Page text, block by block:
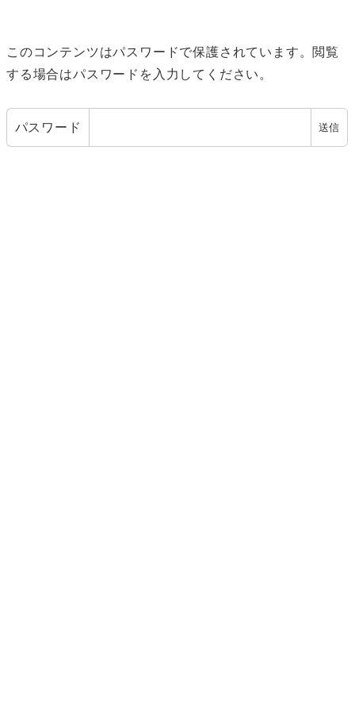
このコンテンツはパスワードで保護されています。閲覧
する場合はパスワードを入力してください。
パスワード